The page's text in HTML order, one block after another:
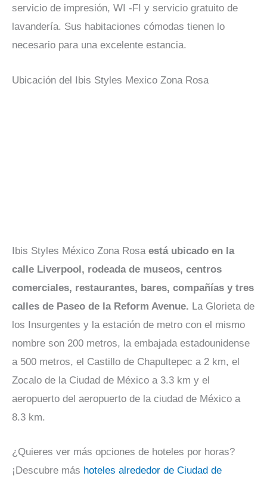
servicio de impresión, WI -FI y servicio gratuito de
lavandería. Sus habitaciones cómodas tienen lo
necesario para una excelente estancia.
Ubicación del Ibis Styles Mexico Zona Rosa
Ibis Styles México Zona Rosa está ubicado en la
calle Liverpool, rodeada de museos, centros
comerciales, restaurantes, bares, compañías y tres
calles de Paseo de la Reform Avenue. La Glorieta de
los Insurgentes y la estación de metro con el mismo
nombre son 200 metros, la embajada estadounidense
a 500 metros, el Castillo de Chapultepec a 2 km, el
Zocalo de la Ciudad de México a 3.3 km y el
aeropuerto del aeropuerto de la ciudad de México a
8.3 km.
¿Quieres ver más opciones de hoteles por horas?
¡Descubre más hoteles alrededor de Ciudad de